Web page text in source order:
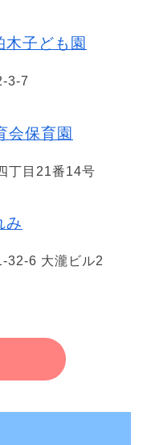
木子ども園
会保育園
丁目21番14号
み
32-6 大瀧ビル2